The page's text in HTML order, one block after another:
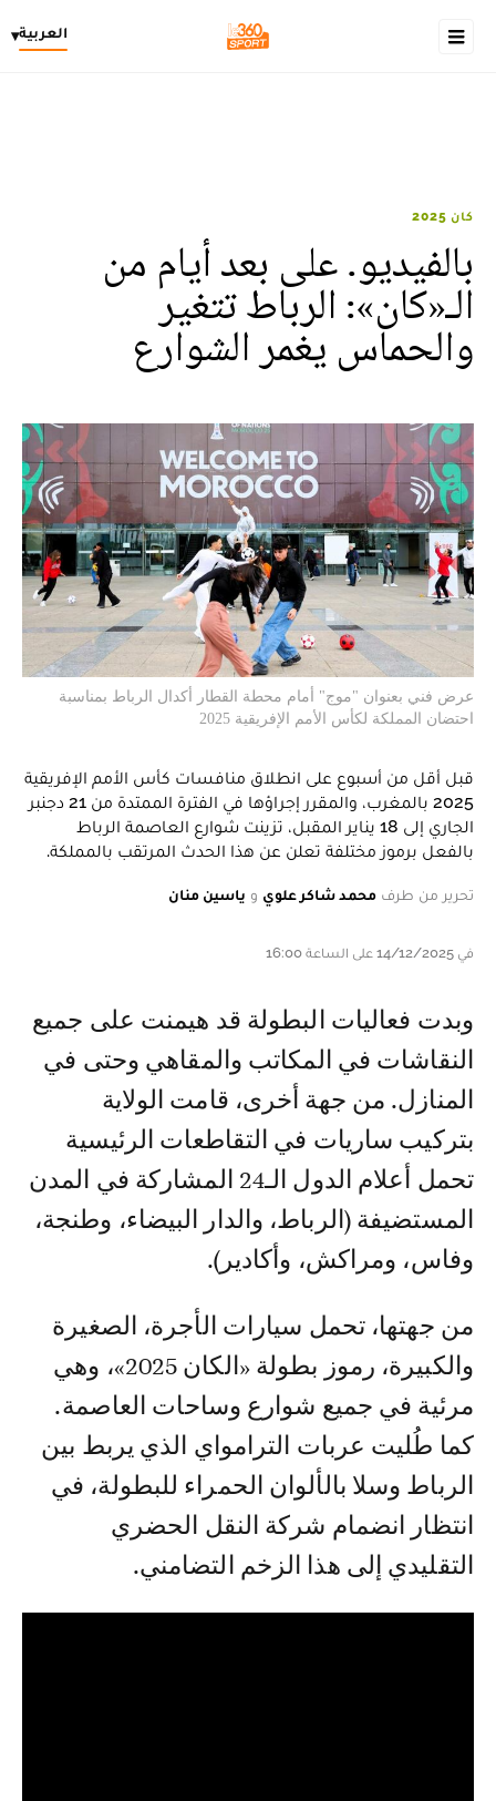
العربية▾
كان 2025
بالفيديو. على بعد أيام من
الـ«كان»: الرباط تتغير
والحماس يغمر الشوارع
عرض فني بعنوان "موج" أمام محطة القطار أكدال الرباط بمناسبة
احتضان المملكة لكأس الأمم الإفريقية 2025
قبل أقل من أسبوع على انطلاق منافسات كأس الأمم الإفريقية
2025 بالمغرب، والمقرر إجراؤها في الفترة الممتدة من 21 دجنبر
الجاري إلى 18 يناير المقبل، تزينت شوارع العاصمة الرباط
بالفعل برموز مختلفة تعلن عن هذا الحدث المرتقب بالمملكة.
تحرير من طرف محمد شاكر علوي و ياسين منان
في 14/12/2025 على الساعة 16:00
وبدت فعاليات البطولة قد هيمنت على جميع
النقاشات في المكاتب والمقاهي وحتى في
المنازل. من جهة أخرى، قامت الولاية
بتركيب ساريات في التقاطعات الرئيسية
تحمل أعلام الدول الـ24 المشاركة في المدن
المستضيفة (الرباط، والدار البيضاء، وطنجة،
وفاس، ومراكش، وأكادير).
من جهتها، تحمل سيارات الأجرة، الصغيرة
والكبيرة، رموز بطولة «الكان 2025»، وهي
مرئية في جميع شوارع وساحات العاصمة.
كما طُليت عربات الترامواي الذي يربط بين
الرباط وسلا بالألوان الحمراء للبطولة، في
انتظار انضمام شركة النقل الحضري
التقليدي إلى هذا الزخم التضامني.